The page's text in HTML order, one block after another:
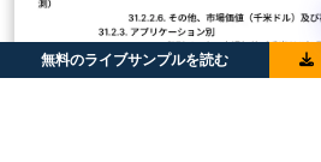
無料のライブサンプルを読む